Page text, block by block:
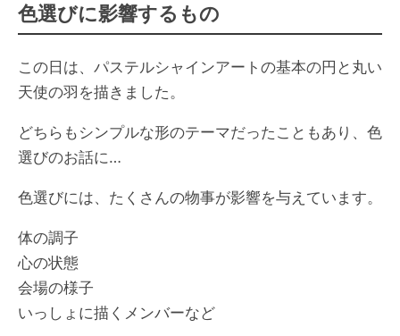
色選びに影響するもの
この日は、パステルシャインアートの基本の円と丸い
天使の羽を描きました。
どちらもシンプルな形のテーマだったこともあり、色
選びのお話に…
色選びには、たくさんの物事が影響を与えています。
体の調子
心の状態
会場の様子
いっしょに描くメンバーなど